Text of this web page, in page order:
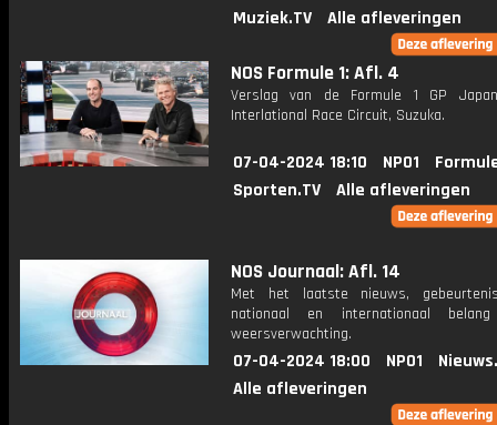
Muziek.TV
Alle afleveringen
NOS Formule 1: Afl. 4
Verslag van de Formule 1 GP
Interlational Race Circuit, Suzuka.
07-04-2024 18:10 NPO1
Sporten.TV
Alle afleveringen
NOS Journaal: Afl. 14
Met het laatste nieuws,
nationaal en internationaal
weersverwachting.
07-04-2024 18:00 NPO1
Alle afleveringen